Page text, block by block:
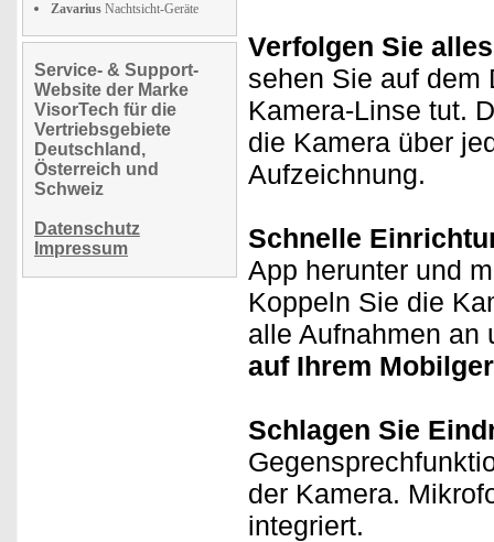
Zavarius Nachtsicht-Geräte
Service- & Support-
Website der Marke
VisorTech für die
Vertriebsgebiete
Deutschland,
Österreich und
Schweiz
Datenschutz
Impressum
Verfolgen Sie
sehen Sie auf dem
Kamera-Linse tut.
die Kamera über
Aufzeichnung.
Schnelle
App herunter und
Koppeln Sie die
alle Aufnahmen
auf Ihrem
Schlagen Sie
der Kamera.
integriert.